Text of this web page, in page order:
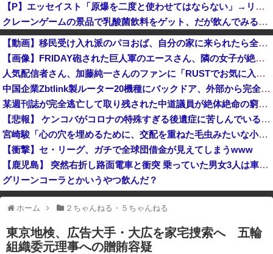
【P】エッセイスト「原爆を二度と使わせてはならない」→リプ「もちろん中国の核も非難する？」→即ブロック
クレーンゲームの景品で乳酸菌飲料をゲット、だが飲んでみると妙に酸っぱくて体調が悪化してしまい……
オンライン会見に顔を出さず出席した男性、他の職員に促され顔を出してみた結果ｗｗｗｗｗ
スペースXのロケット残骸、月に衝突 人工物で過去最大級 [8/7]
【動画】移民受け入れ派のパヨおば、自分の家に来られたら全力で拒否るｗｗｗｗｗｗｗｗｗｗｗｗ
【画像】FRIDAY砲された巨人軍のエースさん、隣の女子が絶対に美人だと話題になるｗｗｗｗｗｗ
人気配信者さん、加藤純一さんのファンに「RUSTでお気に入りの配信者が負けて嫌だよな？空気読めってなるよな？その結果がVCR。お前らVCR向いて...
中国企業Zbtlink製ルーター20機種にバックドア、外部から完全制御のおそれ！
某週刊誌が完全逃亡して取り残された中道議員が絶体絶命の窮地、「今度は宏池会に矛先を向けたか……」と節操の無さに呆れる人が続出
【悲報】 ケンコバがコロナの特殊すぎる後遺症に苦しんでいる模様…お前らの周りにもこんな奴いる？
宮崎駿「心の穴を埋めるために、交配を重ねた毛虫みたいな小さな犬を連れてる人、本当に醜い」←これどう思う？
【衝撃】セ・リーグ、ガチで全球団借金が見えてしまうwww
【鹿児島】 突然右折し路面電車と衝突 乗っていた男女3人は車を放置しダッシュで逃走中
グリーンコーラとかいうやつ飲んだ？
中国「台風接近！」台風13号「三峡直撃予測」中国「上流大洪水！（三峡上流」中国都市「8/5の映像（動画」三峡ダム「緊急放流（決壊危機」中国「下流大水害（震え声」→
一部のコンテンツが表示されなくなったり、サイト全体のレイアウトが崩れ
たりする場合があります。
ホーム ２ちゃんねる・５ちゃんねる
東京地検、広告大手・大広を家宅捜索へ 五輪
組織委元理事への贈賄容疑